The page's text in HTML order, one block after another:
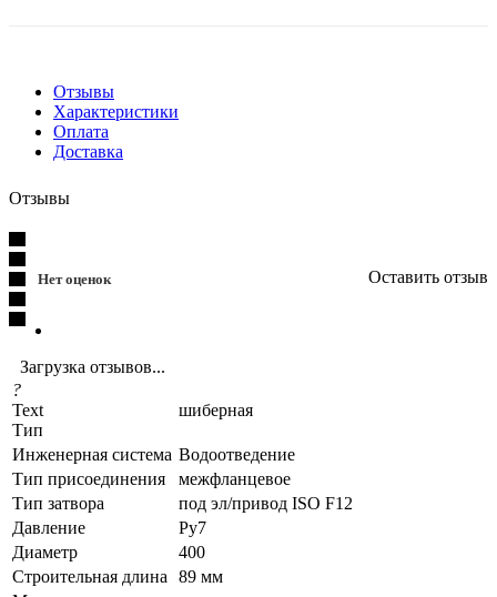
Отзывы
Характеристики
Оплата
Доставка
Отзывы
Нет оценок Оставить отзыв
Загрузка отзывов...
?
Text
Тип
шиберная
Инженерная система Водоотведение
Тип присоединения
межфланцевое
Тип затвора
под эл/привод ISO F12
Давление
Ру7
Диаметр
400
Строительная длина
89 мм